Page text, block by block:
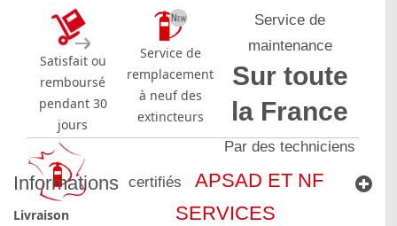
Satisfait ou
remboursé
pendant 30
jours
Service de
remplacement
à neuf des
extincteurs
Service de
maintenance
Sur toute
la France
Par des techniciens
certifiés
APSAD ET NF
SERVICES
Informations
Livraison